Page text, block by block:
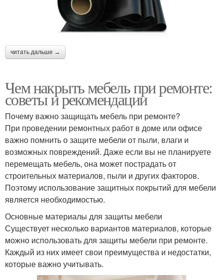
читать дальше →
Чем накрыть мебель при ремонте:
советы и рекомендации
Почему важно защищать мебель при ремонте?
При проведении ремонтных работ в доме или офисе
важно помнить о защите мебели от пыли, влаги и
возможных повреждений. Даже если вы не планируете
перемещать мебель, она может пострадать от
строительных материалов, пыли и других факторов.
Поэтому использование защитных покрытий для мебели
является необходимостью.
Основные материалы для защиты мебели
Существует несколько вариантов материалов, которые
можно использовать для защиты мебели при ремонте.
Каждый из них имеет свои преимущества и недостатки,
которые важно учитывать.